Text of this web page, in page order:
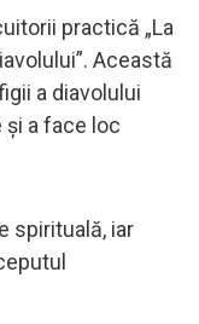
practică „La
Această
a diavolului
și a face loc
spirituală, iar